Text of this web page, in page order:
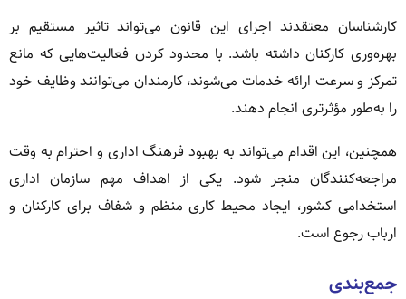
کارشناسان معتقدند اجرای این قانون می‌تواند تاثیر مستقیم بر
بهره‌وری کارکنان داشته باشد. با محدود کردن فعالیت‌هایی که مانع
تمرکز و سرعت ارائه خدمات می‌شوند، کارمندان می‌توانند وظایف خود
را به‌طور مؤثرتری انجام دهند.
همچنین، این اقدام می‌تواند به بهبود فرهنگ اداری و احترام به وقت
مراجعه‌کنندگان منجر شود. یکی از اهداف مهم سازمان اداری
استخدامی کشور، ایجاد محیط کاری منظم و شفاف برای کارکنان و
ارباب رجوع است.
جمع‌بندی